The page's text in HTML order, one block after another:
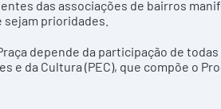
das associações de bairros
sejam prioridades.
depende da participação de
e da Cultura (PEC), que compõe o